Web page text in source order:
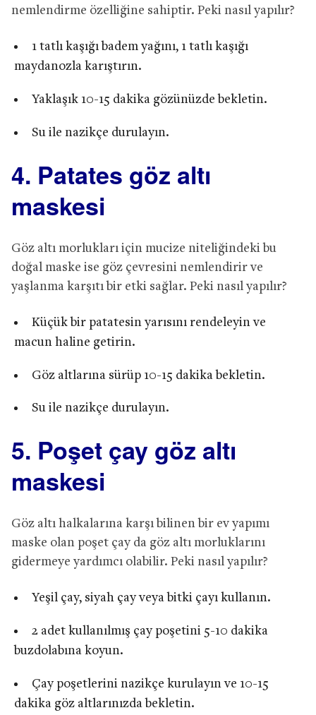
nemlendirme özelliğine sahiptir. Peki nasıl yapılır?
1 tatlı kaşığı badem yağını, 1 tatlı kaşığı
maydanozla karıştırın.
Yaklaşık 10-15 dakika gözünüzde bekletin.
Su ile nazikçe durulayın.
4. Patates göz altı
maskesi
Göz altı morlukları için mucize niteliğindeki bu
doğal maske ise göz çevresini nemlendirir ve
yaşlanma karşıtı bir etki sağlar. Peki nasıl yapılır?
Küçük bir patatesin yarısını rendeleyin ve
macun haline getirin.
Göz altlarına sürüp 10-15 dakika bekletin.
Su ile nazikçe durulayın.
5. Poşet çay göz altı
maskesi
Göz altı halkalarına karşı bilinen bir ev yapımı
maske olan poşet çay da göz altı morluklarını
gidermeye yardımcı olabilir. Peki nasıl yapılır?
Yeşil çay, siyah çay veya bitki çayı kullanın.
2 adet kullanılmış çay poşetini 5-10 dakika
buzdolabına koyun.
Çay poşetlerini nazikçe kurulayın ve 10-15
dakika göz altlarınızda bekletin.